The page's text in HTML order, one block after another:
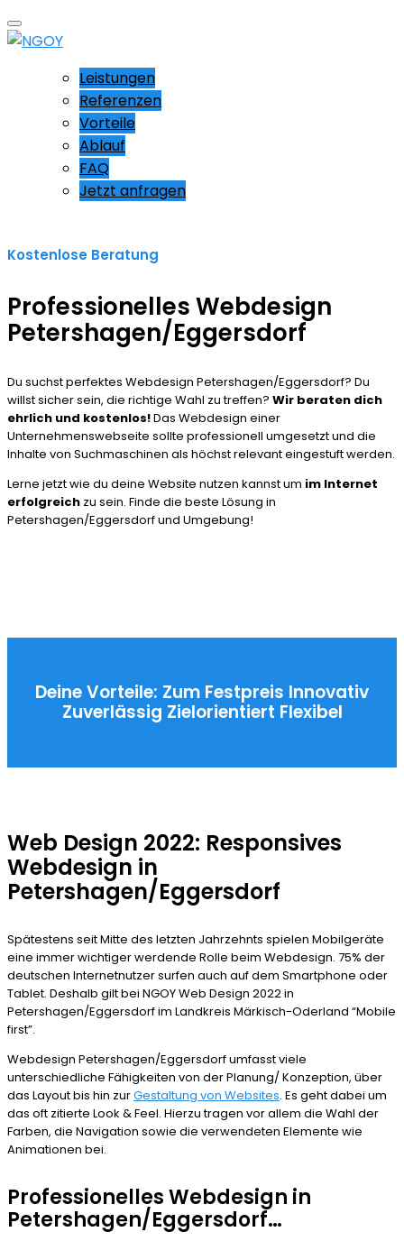
Leistungen
Referenzen
Vorteile
Ablauf
FAQ
Jetzt anfragen
Kostenlose Beratung
Professionelles Webdesign
Petershagen/Eggersdorf
Du suchst perfektes Webdesign Petershagen/Eggersdorf? Du
willst sicher sein, die richtige Wahl zu treffen? Wir beraten dich
ehrlich und kostenlos!Das Webdesign einer
Unternehmenswebseite sollte professionell umgesetzt und die
Inhalte von Suchmaschinen als höchst relevant eingestuft werden.
Lerne jetzt wie du deine Website nutzen kannst um im Internet
erfolgreich zu sein. Finde die beste Lösung in
Petershagen/Eggersdorf und Umgebung!
Deine Vorteile: Zum Festpreis Innovativ
Zuverlässig Zielorientiert Flexibel
Web Design 2022: Responsives
Webdesign in
Petershagen/Eggersdorf
Spätestens seit Mitte des letzten Jahrzehnts spielen Mobilgeräte
eine immer wichtiger werdende Rolle beim Webdesign. 75% der
deutschen Internetnutzer surfen auch auf dem Smartphone oder
Tablet. Deshalb gilt bei NGOY Web Design 2022 in
Petershagen/Eggersdorf im Landkreis Märkisch-Oderland “Mobile
first”.
Webdesign Petershagen/Eggersdorf umfasst viele
unterschiedliche Fähigkeiten von der Planung/ Konzeption, über
das Layout bis hin zurGestaltung von Websites. Es geht dabei um
das oft zitierte Look & Feel. Hierzu tragen vor allem die Wahl der
Farben, die Navigation sowie die verwendeten Elemente wie
Animationen bei.
Professionelles Webdesign in
Petershagen/Eggersdorf…